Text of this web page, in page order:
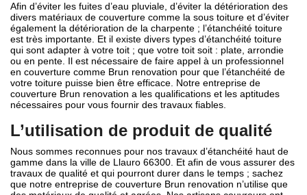
Afin d’éviter les fuites d’eau pluviale, d’éviter la détérioration des
divers matériaux de couverture comme la sous toiture et d’éviter
également la détérioration de la charpente ; l’étanchéité toiture
est très importante. Et il existe divers types d’étanchéité toiture
qui sont adapter à votre toit ; que votre toit soit : plate, arrondie
ou en pente. Il est nécessaire de faire appel à un professionnel
en couverture comme Brun renovation pour que l’étanchéité de
votre toiture puisse bien être efficace. Notre entreprise de
couverture Brun renovation a les qualifications et les aptitudes
nécessaires pour vous fournir des travaux fiables.
L’utilisation de produit de qualité
Nous sommes reconnues pour nos travaux d’étanchéité haut de
gamme dans la ville de Llauro 66300. Et afin de vous assurer des
travaux de qualité et qui pourront durer dans le temps ; sachez
que notre entreprise de couverture Brun renovation n’utilise que